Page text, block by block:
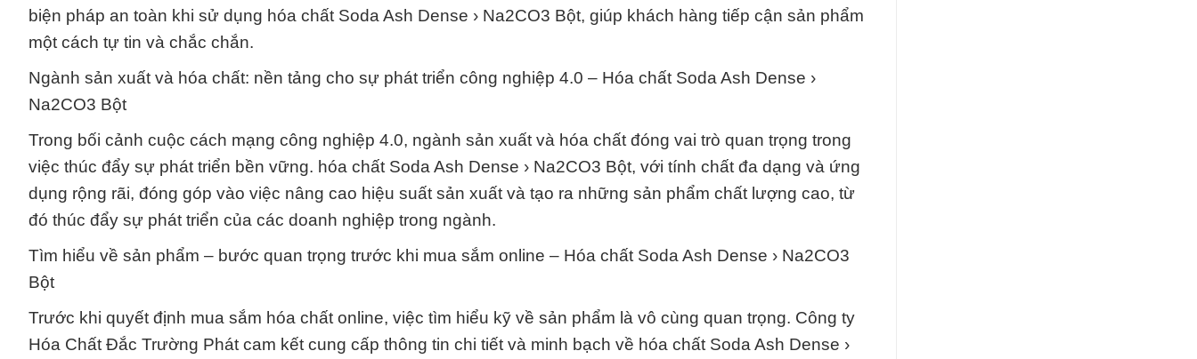
biện pháp an toàn khi sử dụng hóa chất Soda Ash Dense › Na2CO3 Bột, giúp khách hàng tiếp cận sản phẩm
một cách tự tin và chắc chắn.
Ngành sản xuất và hóa chất: nền tảng cho sự phát triển công nghiệp 4.0 – Hóa chất Soda Ash Dense ›
Na2CO3 Bột
Trong bối cảnh cuộc cách mạng công nghiệp 4.0, ngành sản xuất và hóa chất đóng vai trò quan trọng trong
việc thúc đẩy sự phát triển bền vững. hóa chất Soda Ash Dense › Na2CO3 Bột, với tính chất đa dạng và ứng
dụng rộng rãi, đóng góp vào việc nâng cao hiệu suất sản xuất và tạo ra những sản phẩm chất lượng cao, từ
đó thúc đẩy sự phát triển của các doanh nghiệp trong ngành.
Tìm hiểu về sản phẩm – bước quan trọng trước khi mua sắm online – Hóa chất Soda Ash Dense › Na2CO3
Bột
Trước khi quyết định mua sắm hóa chất online, việc tìm hiểu kỹ về sản phẩm là vô cùng quan trọng. Công ty
Hóa Chất Đắc Trường Phát cam kết cung cấp thông tin chi tiết và minh bạch về hóa chất Soda Ash Dense ›